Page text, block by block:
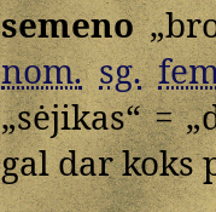
semeno
nom. sg.
„sėjikas“ =
gal dar koks